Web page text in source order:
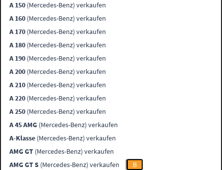
A 150 (Mercedes-Benz) verkaufen
A 160 (Mercedes-Benz) verkaufen
A 170 (Mercedes-Benz) verkaufen
A 180 (Mercedes-Benz) verkaufen
A 190 (Mercedes-Benz) verkaufen
A 200 (Mercedes-Benz) verkaufen
A 210 (Mercedes-Benz) verkaufen
A 220 (Mercedes-Benz) verkaufen
A 250 (Mercedes-Benz) verkaufen
A 45 AMG (Mercedes-Benz) verkaufen
A-Klasse (Mercedes-Benz) verkaufen
AMG GT (Mercedes-Benz) verkaufen
AMG GT S (Mercedes-Benz) verkaufen
B